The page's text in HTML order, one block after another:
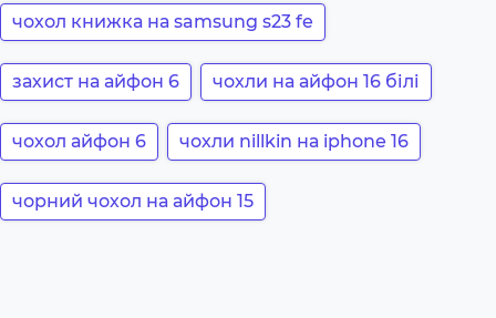
чохол книжка на samsung s23 fe
захист на айфон 6 чохли на айфон 16 білі
чохол айфон 6 чохли nillkin на iphone 16
чорний чохол на айфон 15